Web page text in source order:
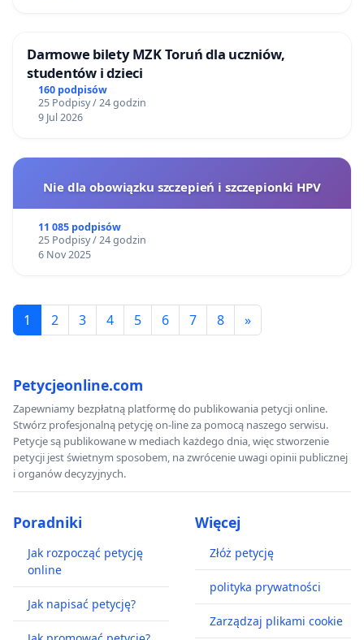
Darmowe bilety MZK Toruń dla uczniów,
studentów i dzieci
160 podpisów
25 Podpisy / 24 godzin
9 Jul 2026
Nie dla obowiązku szczepień i szczepionki HPV
11 085 podpisów
25 Podpisy / 24 godzin
6 Nov 2025
1 2 3 4 5 6 7 8 »
Petycjeonline.com
Zapewniamy bezpłatną platformę do publikowania petycji online.
Stwórz profesjonalną petycję on-line za pomocą naszego serwisu.
Petycje są publikowane w mediach każdego dnia, więc stworzenie
petycji jest świetnym sposobem, na zwrócenie uwagi opinii publicznej
i organów decyzyjnych.
Poradniki
Jak rozpocząć petycję
online
Jak napisać petycję?
Więcej
Złóż petycję
polityka prywatności
Zarządzaj plikami cookie